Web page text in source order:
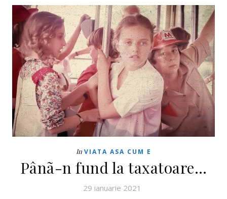
In VIATA ASA CUM E
Pânã-n fund la taxatoare…
29 ianuarie 2021